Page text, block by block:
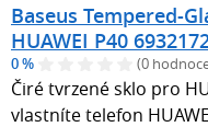
Baseus Tempered-
HUAWEI P40
0 % (0
Čiré tvrzené sklo pro
vlastníte telefon